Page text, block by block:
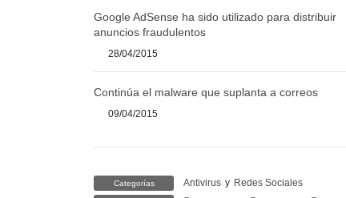
Google AdSense ha sido utilizado para distribuir
anuncios fraudulentos
28/04/2015
Continúa el malware que suplanta a correos
09/04/2015
Categorías Antivirus y Redes Sociales